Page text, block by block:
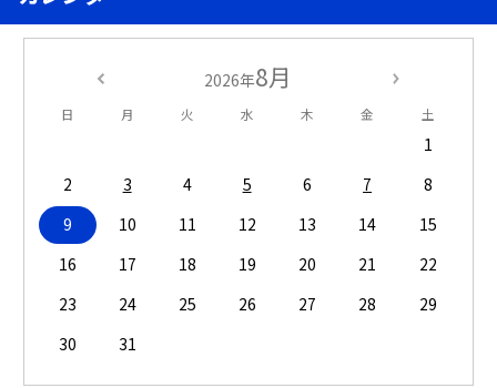
2026年8月
日 月 火 水 木 金 土
1
2
3 4 5 6 7
8
9
10 11 12 13 14
15
16
17 18 19 20 21
22
23
24 25 26 27 28
29
30
31